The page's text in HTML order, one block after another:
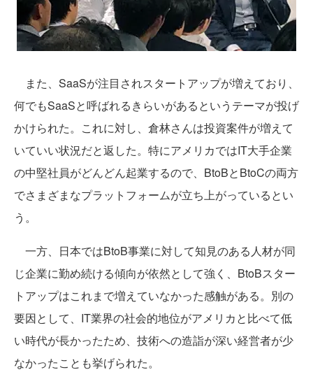
また、SaaSが注目されスタートアップが増えており、
何でもSaaSと呼ばれるきらいがあるというテーマが投げ
かけられた。これに対し、倉林さんは投資案件が増えて
いていい状況だと返した。特にアメリカではIT大手企業
の中堅社員がどんどん起業するので、BtoBとBtoCの両方
でさまざまなプラットフォームが立ち上がっているとい
う。
一方、日本ではBtoB事業に対して知見のある人材が同
じ企業に勤め続ける傾向が依然として強く、BtoBスター
トアップはこれまで増えていなかった感触がある。別の
要因として、IT業界の社会的地位がアメリカと比べて低
い時代が長かったため、技術への造詣が深い経営者が少
なかったことも挙げられた。